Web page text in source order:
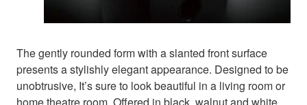
The gently rounded form with a slanted front surface
presents a stylishly elegant appearance. Designed to be
unobtrusive, It’s sure to look beautiful in a living room or